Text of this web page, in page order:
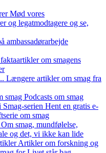
Mød vores
og legatmodtagere og se,
ambassadørarbejde
om smagens
Længere artikler om smag fra
smag Podcasts om smag
serien Hent en gratis e-
om smag
Om smag, mundfølelse,
og det, vi ikke kan lide
Artikler om forskning og